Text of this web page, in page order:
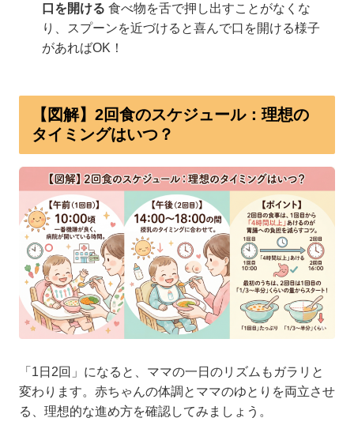
口を開ける 食べ物を舌で押し出すことがなくな
り、スプーンを近づけると喜んで口を開ける様子
があればOK！
【図解】2回食のスケジュール：理想の
タイミングはいつ？
「1日2回」になると、ママの一日のリズムもガラリと
変わります。赤ちゃんの体調とママのゆとりを両立させ
る、理想的な進め方を確認してみましょう。